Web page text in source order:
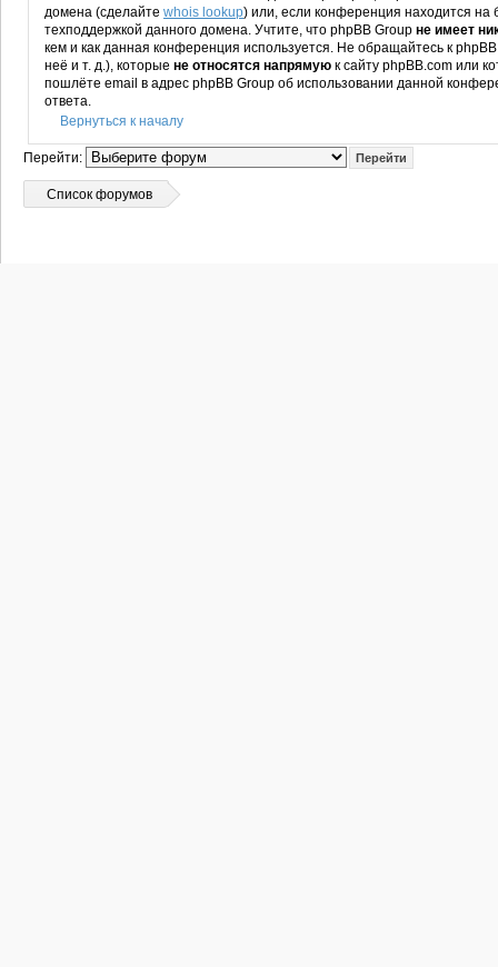
домена (сделайте whois lookup) или, если конференция находится на
техподдержкой данного домена. Учтите, что phpBB Group не имеет
кем и как данная конференция используется. Не обращайтесь к
неё и т. д.), которые не относятся напрямую к сайту phpBB.com или
пошлёте email в адрес phpBB Group об использовании данной
ответа.
Вернуться к началу
Перейти:
Список форумов